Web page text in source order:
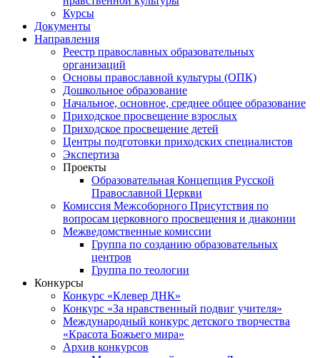
Курсы
Документы
Направления
Реестр православных образовательных
организаций
Основы православной культуры (ОПК)
Дошкольное образование
Начальное, основное, среднее общее образование
Приходское просвещение взрослых
Приходское просвещение детей
Центры подготовки приходских специалистов
Экспертиза
Проекты
Образовательная Концепция Русской
Православной Церкви
Комиссия Межсоборного Присутствия по
вопросам церковного просвещения и диаконии
Межведомственные комиссии
Группа по созданию образовательных
центров
Группа по теологии
Конкурсы
Конкурс «Клевер ДНК»
Конкурс «За нравственный подвиг учителя»
Международный конкурс детского творчества
«Красота Божьего мира»
Архив конкурсов